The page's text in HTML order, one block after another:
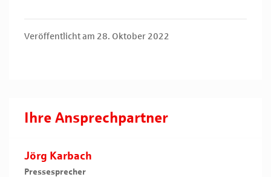
Veröffentlicht am 28. Oktober 2022
Ihre Ansprechpartner
Jörg Karbach
Pressesprecher